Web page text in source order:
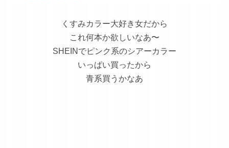
くすみカラー大好き女だから
これ何本か欲しいなあ〜
SHEINでピンク系のシアーカラー
いっぱい買ったから
青系買うかなあ